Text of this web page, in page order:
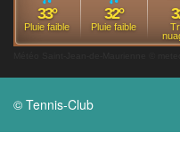
© Tennis-Club